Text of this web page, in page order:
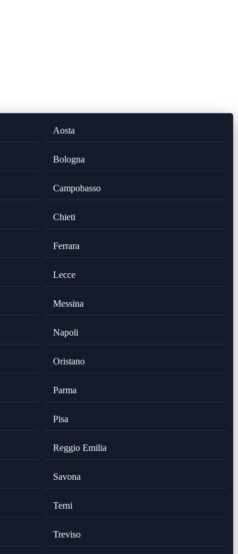
Aosta
Bologna
Campobasso
Chieti
Ferrara
Lecce
Messina
Napoli
Oristano
Parma
Pisa
Reggio Emilia
Savona
Terni
Treviso